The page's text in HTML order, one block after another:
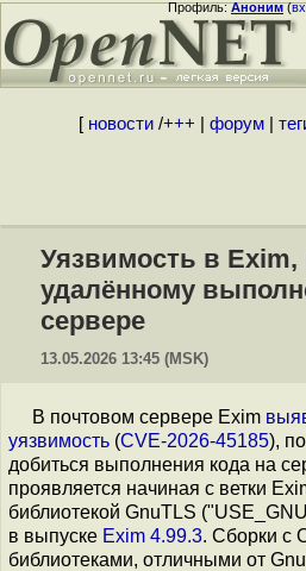
Профиль:Аноним(
[ новости/+++ форум|
Уязвимость в
удалённому
сервере
13.05.2026 13:45 (MSK)
В почтовом сервере Exim
уязвимость (CVE-2026-45185),
добиться выполнения кода на
проявляется начиная с ветки
библиотекой GnuTLS
в выпуске Exim 4.99.3. Сборки с
библиотеками, отличными от